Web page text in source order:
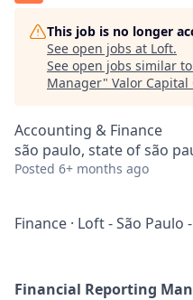
This job is no longer
See open jobs at Loft.
See open jobs similar
Manager" Valor Capital
Accounting & Finance
são paulo, state of são
Posted 6+ months ago
Finance · Loft - São Paulo -
Financial Reporting